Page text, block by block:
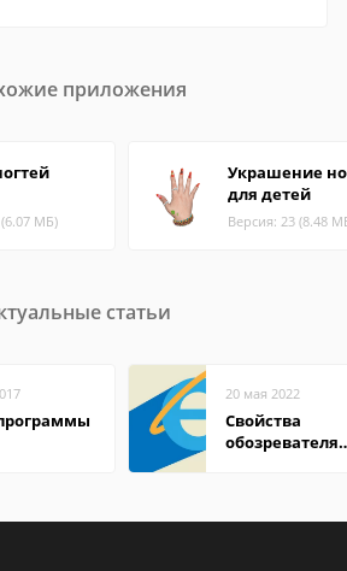
приложения
МБ)
Украшение
для детей
Версия: 23 (8.48
статьи
20 мая 2022
Свойства
обозревателя